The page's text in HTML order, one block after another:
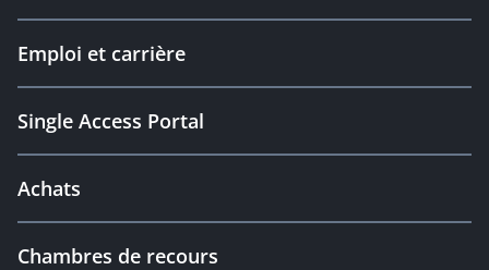
Emploi et carrière
Single Access Portal
Achats
Chambres de recours